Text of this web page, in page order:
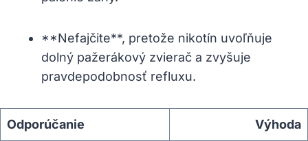
**Nefajčite**, pretože nikotín uvoľňuje
dolný pažerákový zvierač a zvyšuje
pravdepodobnosť refluxu.
Odporúčanie Výhoda